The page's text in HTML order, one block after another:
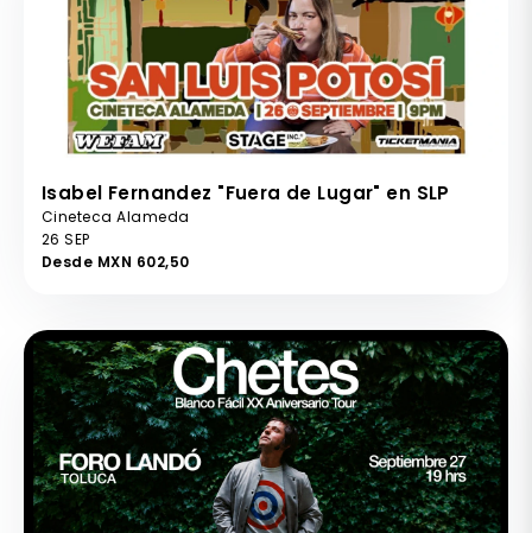
Isabel Fernandez "Fuera de Lugar" en SLP
Cineteca Alameda
26 SEP
Desde MXN 602,50